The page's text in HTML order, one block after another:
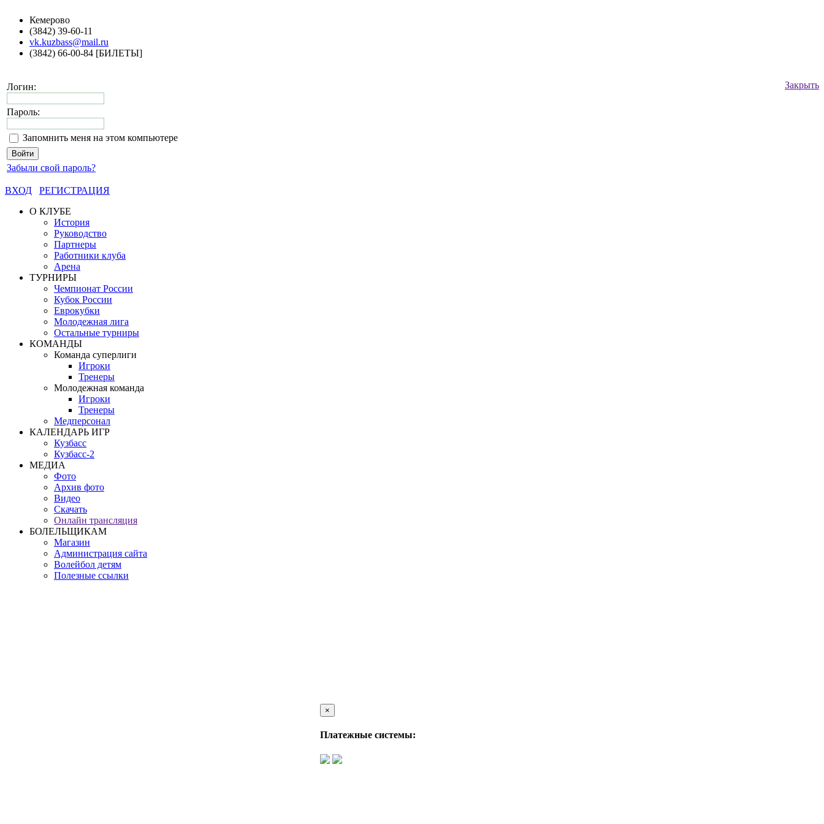
Кемерово
(3842) 39-60-11
vk.kuzbass@mail.ru
(3842) 66-00-84 [БИЛЕТЫ]
Закрыть
Логин:
Пароль:
Запомнить меня на этом компьютере
Забыли свой пароль?
ВХОД
РЕГИСТРАЦИЯ
О КЛУБЕ
История
Руководство
Партнеры
Работники клуба
Арена
ТУРНИРЫ
Чемпионат России
Кубок России
Еврокубки
Молодежная лига
Остальные турниры
КОМАНДЫ
Команда суперлиги
Игроки
Тренеры
Молодежная команда
Игроки
Тренеры
Медперсонал
КАЛЕНДАРЬ ИГР
Кузбасс
Кузбасс-2
МЕДИА
Фото
Архив фото
Видео
Скачать
Онлайн трансляция
БОЛЕЛЬЩИКАМ
Магазин
Администрация сайта
Волейбол детям
Полезные ссылки
×
Платежные системы: